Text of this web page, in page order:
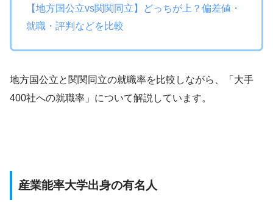
【地方国公立vs関関同立】どっちが上？偏差値・
就職・評判などを比較
地方国公立と関関同立の就職率を比較しながら、「大手
400社への就職率」について解説しています。
産業能率大学出身の有名人